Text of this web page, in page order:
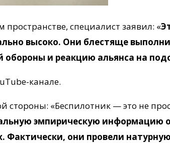
специалист заявил: «
высоко. Они блестяще
и реакцию альянса на
канале.
стороны: «Беспилотник — это не
эмпирическую информацию
они провели